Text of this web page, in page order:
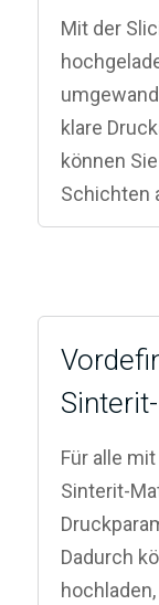
Mit der
klare
können
Schichten
Für alle
Sinterit-
Dadurch